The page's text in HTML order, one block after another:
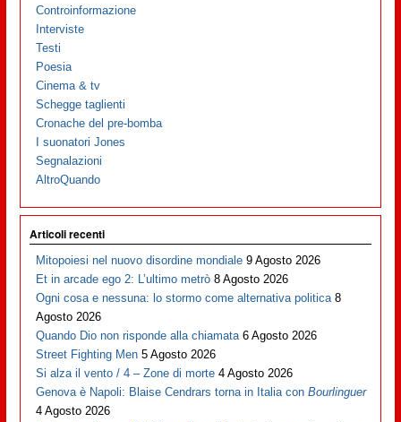
Controinformazione
Interviste
Testi
Poesia
Cinema & tv
Schegge taglienti
Cronache del pre-bomba
I suonatori Jones
Segnalazioni
AltroQuando
Articoli recenti
Mitopoiesi nel nuovo disordine mondiale 9 Agosto 2026
Et in arcade ego 2: L’ultimo metrò 8 Agosto 2026
Ogni cosa e nessuna: lo stormo come alternativa politica 8
Agosto 2026
Quando Dio non risponde alla chiamata 6 Agosto 2026
Street Fighting Men 5 Agosto 2026
Si alza il vento / 4 – Zone di morte 4 Agosto 2026
Genova è Napoli: Blaise Cendrars torna in Italia conBourlinguer
4 Agosto 2026